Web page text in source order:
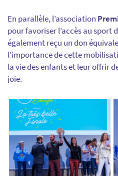
En parallèle, l’association
pour favoriser l’accès au sport
également reçu un don
l’importance de cette
la vie des enfants et leur offrir
joie.